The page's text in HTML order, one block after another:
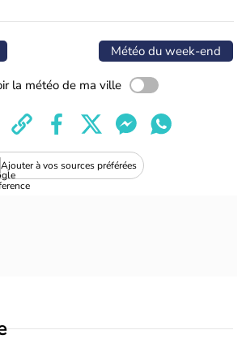
Météo du week-end
la météo de ma ville
Ajouter à vos sources préférées